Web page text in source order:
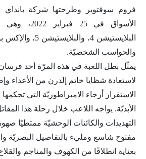
فروم سوفتوير وطرحتها شركة بانداي
الأسواق في
البلايستيشن 4،
والحواسب الشخصيّة.
يمثّل بطل اللعبة في هذه المرّة أحد
لاستعادة شظايا خاتم إلدرن من الأعداء
الاستقرار أرجاء الامبراطوريّة التي
الأبديّة. يواجه اللاعب خلال رحلة هذا
التهديدات والكائنات الوحشيّة ممتطيًا
مفتوح شاسع ومليء بالتفاصيل البصريّة
بعناية انطلاقًا من الكهوف والمناجم